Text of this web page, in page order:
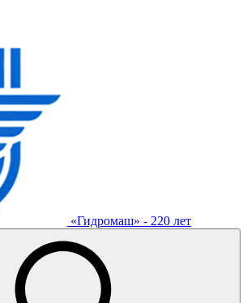
«Гидромаш» - 220 лет